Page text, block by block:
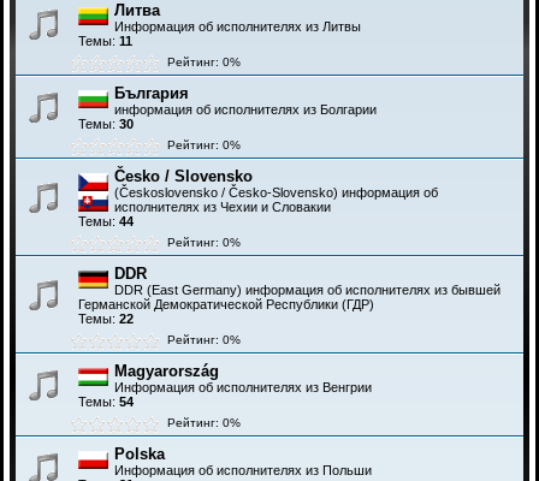
Литва
Информация об исполнителях из Литвы
Темы: 11
Рейтинг: 0%
България
информация об исполнителях из Болгарии
Темы: 30
Рейтинг: 0%
Česko / Slovensko
(Československo / Česko-Slovensko) информация об
исполнителях из Чехии и Словакии
Темы: 44
Рейтинг: 0%
DDR
DDR (East Germany) информация об исполнителях из бывшей
Германской Демократической Республики (ГДР)
Темы: 22
Рейтинг: 0%
Magyarország
Информация об исполнителях из Венгрии
Темы: 54
Рейтинг: 0%
Polska
Информация об исполнителях из Польши